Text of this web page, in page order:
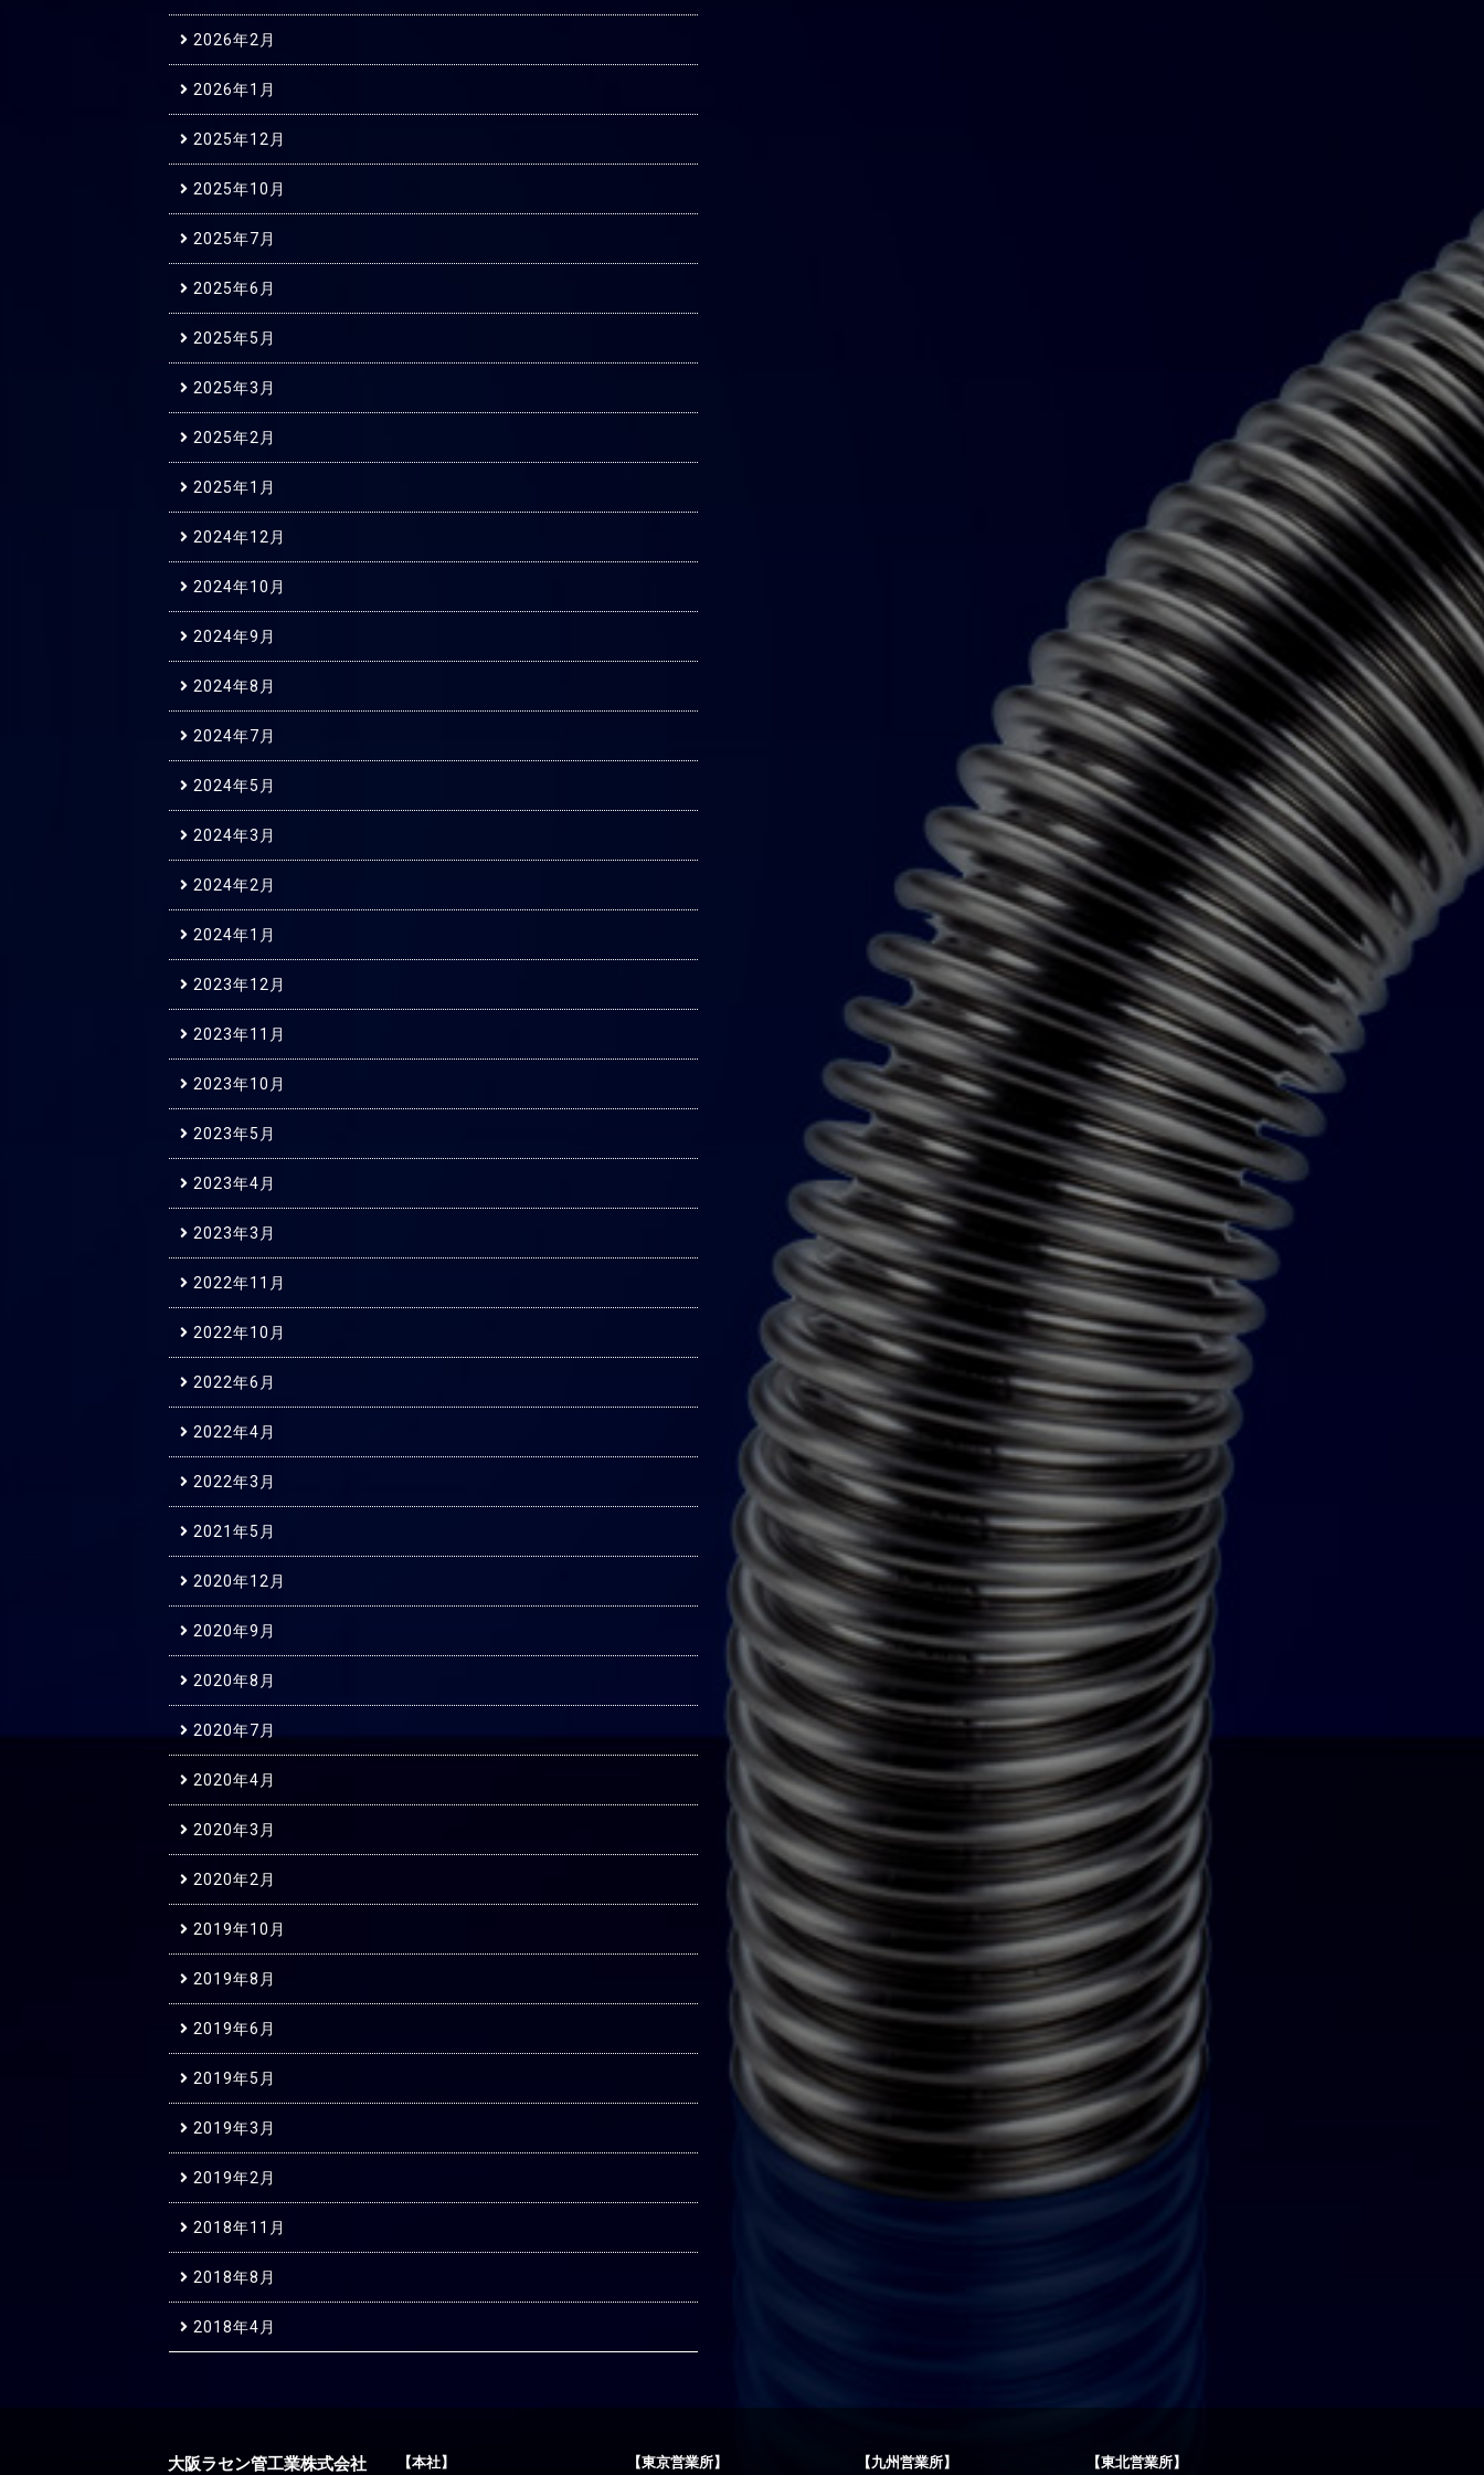
2026年2月
2026年1月
2025年12月
2025年10月
2025年7月
2025年6月
2025年5月
2025年3月
2025年2月
2025年1月
2024年12月
2024年10月
2024年9月
2024年8月
2024年7月
2024年5月
2024年3月
2024年2月
2024年1月
2023年12月
2023年11月
2023年10月
2023年5月
2023年4月
2023年3月
2022年11月
2022年10月
2022年6月
2022年4月
2022年3月
2021年5月
2020年12月
2020年9月
2020年8月
2020年7月
2020年4月
2020年3月
2020年2月
2019年10月
2019年8月
2019年6月
2019年5月
2019年3月
2019年2月
2018年11月
2018年8月
2018年4月
大阪ラセン管工業株式会社 【本社】 【東京営業所】 【九州営業所】 【東北営業所】